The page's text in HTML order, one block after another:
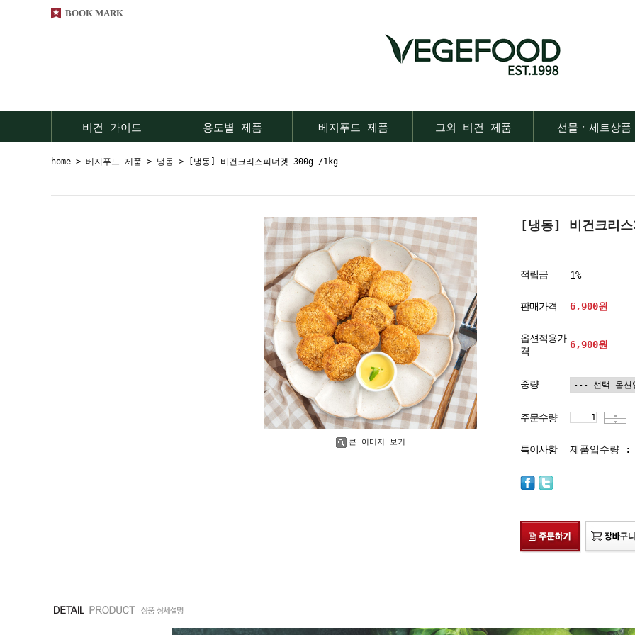
BOOK MARK
비건 가이드 용도별 제품 베지푸드 제품 그외 비건 제품 선물ㆍ세트상품
home > 베지푸드 제품 > 냉동 > [냉동] 비건크리스피너겟 300g /1kg
큰 이미지 보기
[냉동] 비건크리
적립금 1%
판매가격 6,900원
옵션적용가
격
6,900원
중량
주문수량
특이사항 제품입수량 :